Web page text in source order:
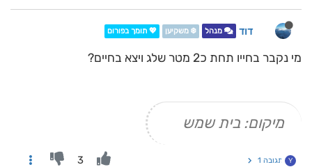
דוד מנהל ❄️ משקיען 💖 תומך בפורום
מי נקבר בחייו תחת כ2 מטר שלג ויצא בחיים?
מיקום: בית שמש
Y תגובה 1 3